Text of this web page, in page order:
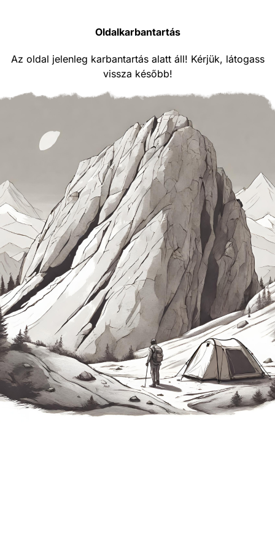
Oldalkarbantartás
Az oldal jelenleg karbantartás alatt áll! Kérjük, látogass
vissza később!